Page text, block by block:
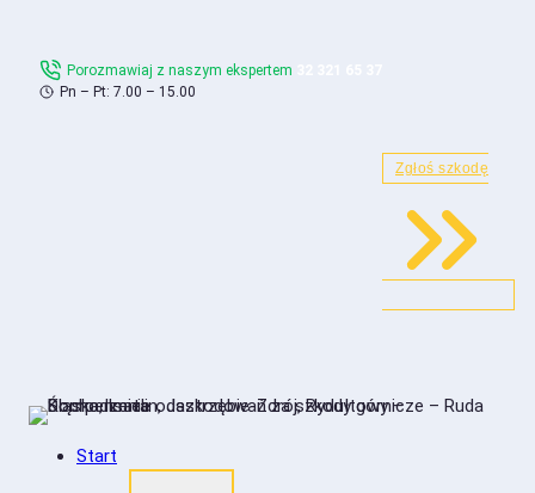
contentPorozmawiaj z naszym ekspertem
Pn – Pt: 7.00 – 15.00
Zgłoś szkodę
Start